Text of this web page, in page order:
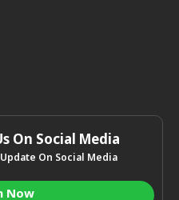
On Social Media
On Social Media
Now